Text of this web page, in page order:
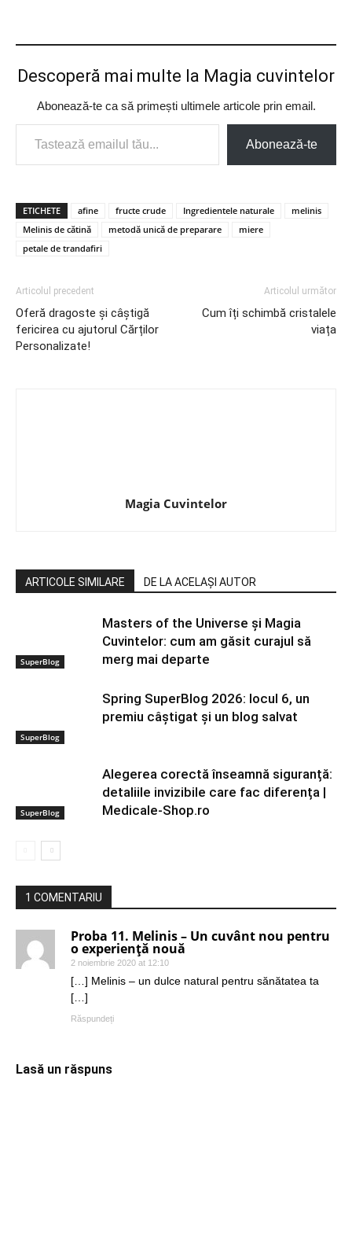
Descoperă mai multe la Magia cuvintelor
Abonează-te ca să primești ultimele articole prin email.
Tastează emailul tău...
Abonează-te
ETICHETE afine fructe crude Ingredientele naturale
melinis
Melinis de cătină
metodă unică de preparare
miere
petale de trandafiri
Articolul precedent
Oferă dragoste și câștigă
fericirea cu ajutorul Cărților
Personalizate!
Articolul următor
Cum îți schimbă cristalele
viața
Magia Cuvintelor
ARTICOLE SIMILARE DE LA ACELAȘI AUTOR
SuperBlog
Masters of the Universe și Magia
Cuvintelor: cum am găsit curajul să
merg mai departe
SuperBlog
Spring SuperBlog 2026: locul 6, un
premiu câștigat și un blog salvat
SuperBlog
Alegerea corectă înseamnă siguranță:
detaliile invizibile care fac diferența |
Medicale-Shop.ro
1 COMENTARIU
Proba 11. Melinis – Un cuvânt nou pentru
o experiență nouă
2 noiembrie 2020 at 12:10
[…] Melinis – un dulce natural pentru sănătatea ta
[…]
Răspundeți
Lasă un răspuns